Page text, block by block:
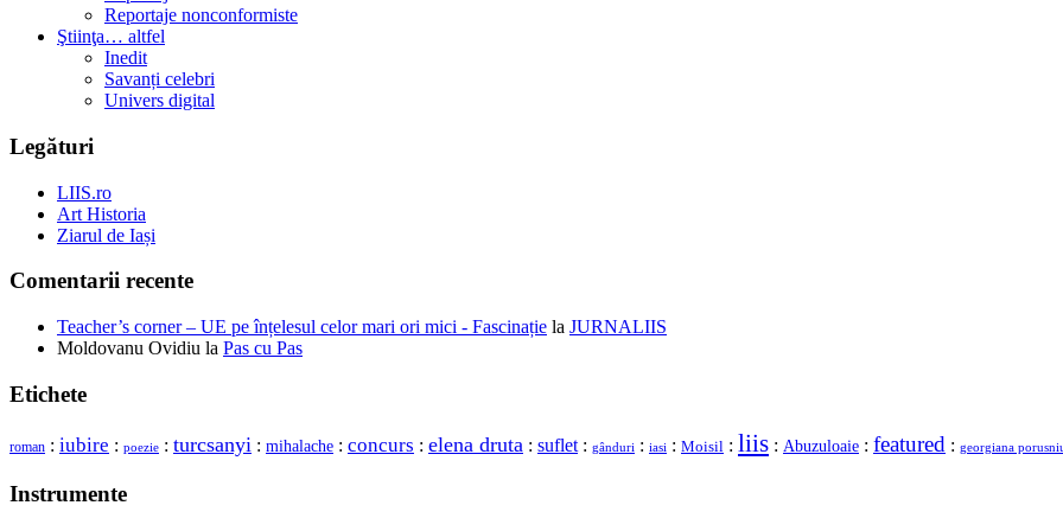
Reportaje nonconformiste
Ştiinţa… altfel
Inedit
Savanți celebri
Univers digital
Legături
LIIS.ro
Art Historia
Ziarul de Iași
Comentarii recente
Teacher’s corner – UE pe înțelesul celor mari ori mici - Fascinație la JURNALIIS
Moldovanu Ovidiu la Pas cu Pas
Etichete
roman : iubire : poezie : turcsanyi : mihalache : concurs : elena druta : suflet : gânduri : iasi : Moisil : liis : Abuzuloaie : featured : georgiana
Instrumente